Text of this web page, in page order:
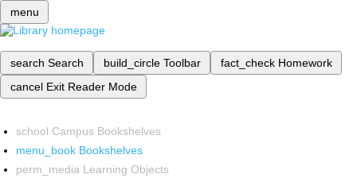
menu
search Search build_circle Toolbar fact_check Homework
cancel Exit Reader Mode
school Campus Bookshelves
menu_book Bookshelves
perm_media Learning Objects